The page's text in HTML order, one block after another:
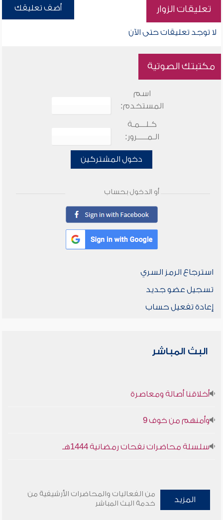
تعليقات الزوار أضف تعليقك
لا توجد تعليقات حتى الآن
مكتبتك الصوتية
اسم
المستخدم:
كـلـــمـة
الـمـــــرور:
دخول المشتركين
أو الدخول بحساب
استرجاع الرمز السري
تسجيل عضو جديد
إعادة تفعيل حساب
البث المباشر
أخلاقنا أصالة ومعاصرة
وأمنهم من خوف 9
سلسلة محاضرات نفحات رمضانية 1444هـ
المزيد
من الفعاليات والمحاضرات الأرشيفية من
خدمة البث المباشر